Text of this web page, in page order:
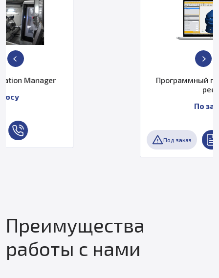
Программный продукт Creaform
Преимущества
работы с нами